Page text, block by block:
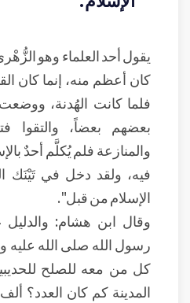
يقول أحد العلماء وهو
كان أعظم منه، إنما كان
فلما كانت الهُدنة،
بعضهم بعضاً، والتقوا
والمنازعة فلم يُكلَّم أحدٌ
فيه، ولقد دخل في تَيْنَك
الإسلام من قبل".
وقال ابن هشام:
رسول الله صلى الله عليه
كل من معه للصلح
المدينة كم كان العدد؟